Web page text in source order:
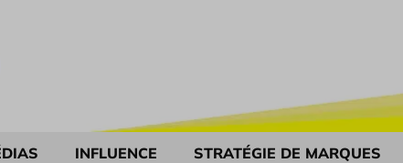
INFLUENCE STRATÉGIE DE MARQUES